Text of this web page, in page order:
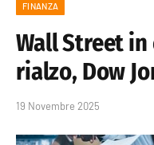
FINANZA
Wall Street
rialzo, Dow
19 Novembre 2025